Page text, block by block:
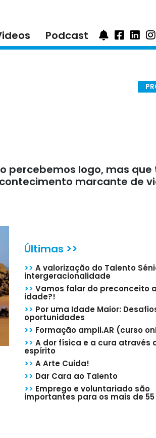
Podcast
percebemos logo, mas que
marcante de
Últimas >>
>> A valorização do Talento
intergeracionalidade
>> Vamos falar do preconceito
idade?!
>> Por uma Idade Maior:
oportunidades
>> Formação ampli.AR (curso
>> A dor física e a cura através
espírito
>> A Arte Cuida!
>> Dar Cara ao Talento
>> Emprego e voluntariado são
importantes para os mais de 55